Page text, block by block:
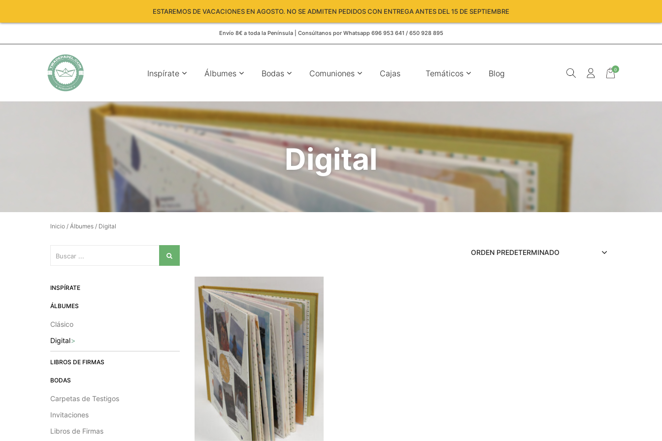
ESTAREMOS DE VACACIONES EN AGOSTO. NO SE ADMITEN PEDIDOS CON ENTREGA ANTES DEL 15 DE SEPTIEMBRE
Envío 8€ a toda la Península | Consúltanos por Whatsapp 696 953 641 / 650 928 895
0
Inspírate Álbumes Bodas Comuniones Cajas Temáticos Blog
Digital
Inicio / Álbumes / Digital
INSPÍRATE
ÁLBUMES
Clásico
Digital
LIBROS DE FIRMAS
BODAS
Carpetas de Testigos
Invitaciones
Libros de Firmas